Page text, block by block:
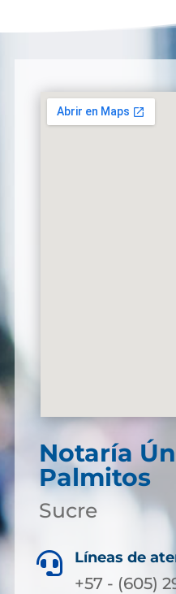
Notaría
Palmitos
Sucre
 Líneas de
+57 - (605)